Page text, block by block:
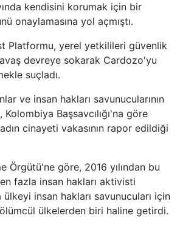
kendisini korumak için bir
onaylamasına yol açmıştı.
Platformu, yerel yetkilileri güvenlik
devreye sokarak Cardozo'yu
suçladı.
ve insan hakları savunucularının
Başsavcılığı'na göre
cinayeti vakasının rapor edildiği
Örgütü'ne göre, 2016 yılından bu
fazla insan hakları aktivisti
insan hakları savunucuları için
ülkelerden biri haline getirdi.